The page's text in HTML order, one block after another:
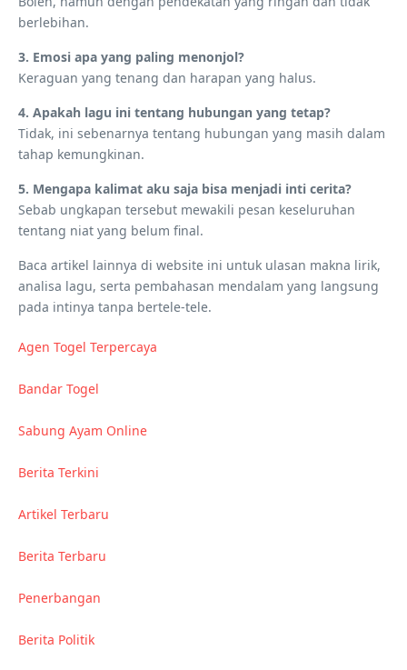
berlebihan.
3. Emosi apa yang paling menonjol?
Keraguan yang tenang dan harapan yang halus.
4. Apakah lagu ini tentang hubungan yang tetap?
Tidak, ini sebenarnya tentang hubungan yang masih dalam
tahap kemungkinan.
5. Mengapa kalimat aku saja bisa menjadi inti cerita?
Sebab ungkapan tersebut mewakili pesan keseluruhan
tentang niat yang belum final.
Baca artikel lainnya di website ini untuk ulasan makna lirik,
analisa lagu, serta pembahasan mendalam yang langsung
pada intinya tanpa bertele-tele.
Agen Togel Terpercaya
Bandar Togel
Sabung Ayam Online
Berita Terkini
Artikel Terbaru
Berita Terbaru
Penerbangan
Berita Politik